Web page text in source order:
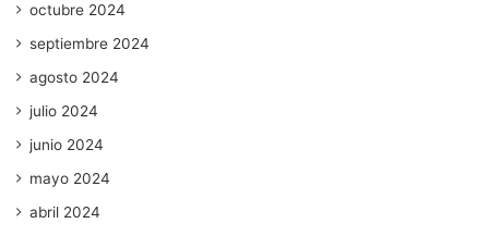
octubre 2024
septiembre 2024
agosto 2024
julio 2024
junio 2024
mayo 2024
abril 2024